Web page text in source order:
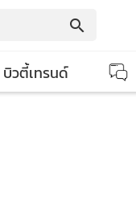
search
บิวตี้เทรนด์